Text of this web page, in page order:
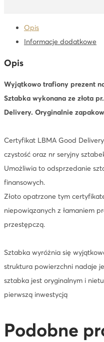
Opis
Informacje dodatkowe
Opis
Wyjątkowo trafiony prezent
Sztabka wykonana ze złota
Delivery. Oryginalnie
Certyfikat LBMA Good
czystość oraz nr seryjny
Umożliwia to odsprzedanie
finansowych.
Złoto opatrzone tym
niepowiązanych z łamaniem
przestępczą.
Sztabka wyróżnia się
struktura powierzchni nadaje
sztabka jest oryginalnym i
pierwszą inwestycją
Podobne